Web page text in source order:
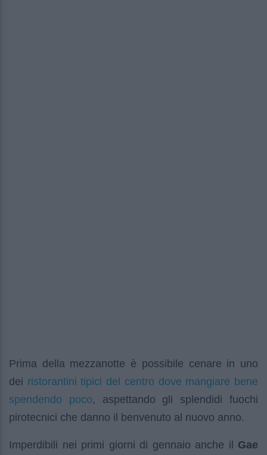
Prima della mezzanotte è possibile cenare in uno
dei ristorantini tipici del centro dove mangiare bene
spendendo poco, aspettando gli splendidi fuochi
pirotecnici che danno il benvenuto al nuovo anno.
Imperdibili nei primi giorni di gennaio anche il Gae